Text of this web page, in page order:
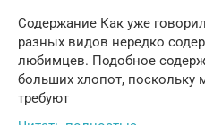
Содержание Как уже
разных видов нередко
любимцев. Подобное
больших хлопот,
требуют